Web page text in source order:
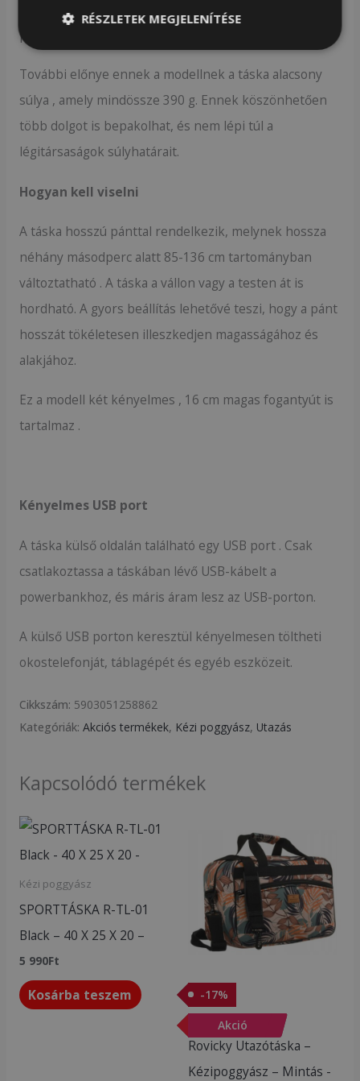
cipzárral záródó zseb található. A táska belseje
praktikus fekete béléssel van bélelve.
További előnye ennek a modellnek a táska alacsony
súlya , amely mindössze 390 g. Ennek köszönhetően
több dolgot is bepakolhat, és nem lépi túl a
légitársaságok súlyhatárait.
Hogyan kell viselni
A táska hosszú pánttal rendelkezik, melynek hossza
néhány másodperc alatt 85-136 cm tartományban
változtatható . A táska a vállon vagy a testen át is
hordható. A gyors beállítás lehetővé teszi, hogy a pánt
hosszát tökéletesen illeszkedjen magasságához és
alakjához.
Ez a modell két kényelmes , 16 cm magas fogantyút is
tartalmaz .
Kényelmes USB port
A táska külső oldalán található egy USB port . Csak
csatlakoztassa a táskában lévő USB-kábelt a
powerbankhoz, és máris áram lesz az USB-porton.
A külső USB porton keresztül kényelmesen töltheti
okostelefonját, táblagépét és egyéb eszközeit.
Cikkszám: 5903051258862
Kategóriák: Akciós termékek, Kézi poggyász, Utazás
Kapcsolódó termékek
Kézi poggyász
SPORTTÁSKA R-TL-01
Black – 40 X 25 X 20 –
5 990Ft
Kosárba teszem -17%
-17%
Akció
Akciós termékek
Rovicky Utazótáska –
Kézipoggyász – Mintás -
price
was:
5
990Ft.
price
is:
4
990Ft.
RÉSZLETEK MEGJELENÍTÉSE